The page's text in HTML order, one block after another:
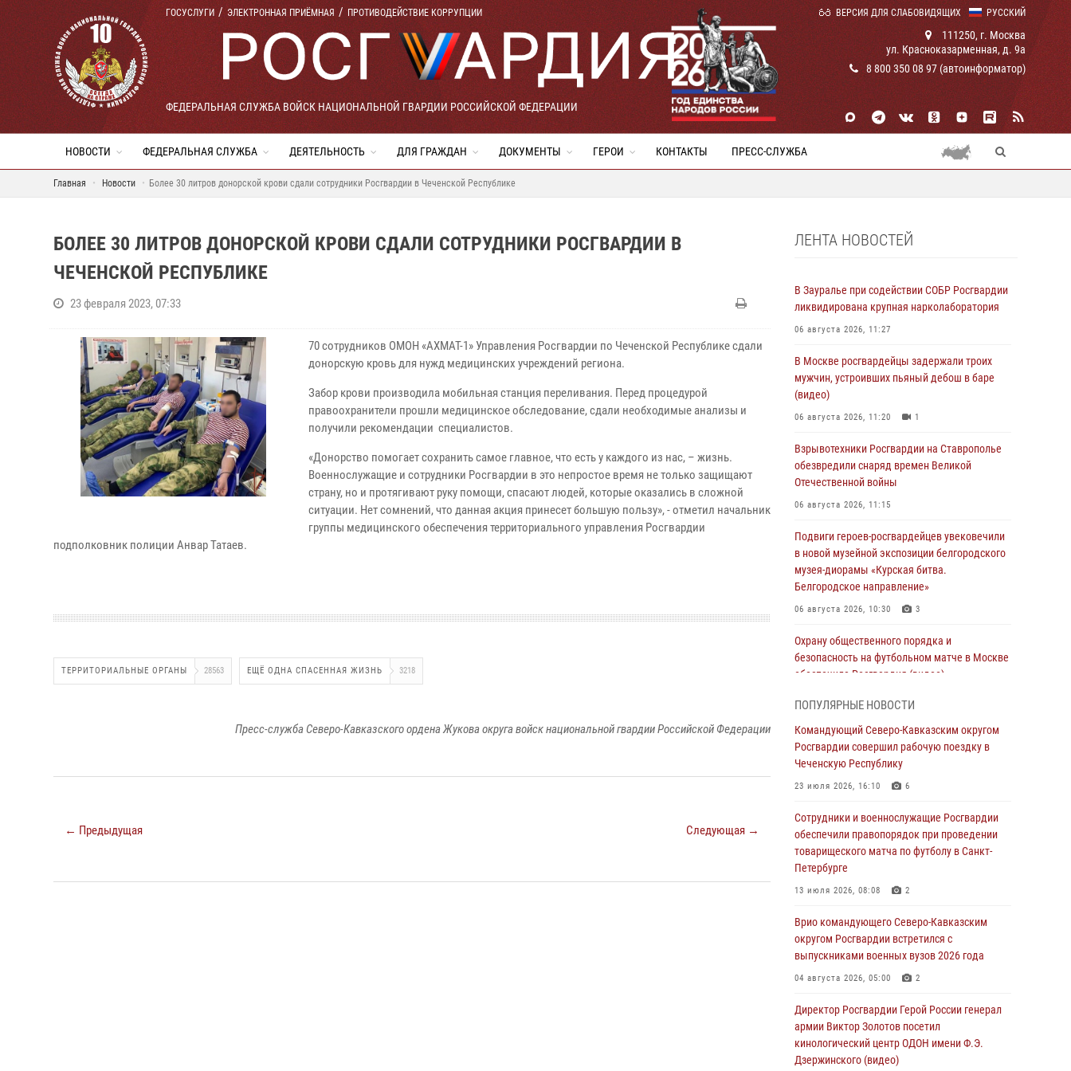
РУССКИЙ
ГОСУСЛУГИ ЭЛЕКТРОННАЯ ПРИЁМНАЯ ПРОТИВОДЕЙСТВИЕ КОРРУПЦИИ ВЕРСИЯ ДЛЯ СЛАБОВИДЯЩИХ
ФЕДЕРАЛЬНАЯ СЛУЖБА ВОЙСК НАЦИОНАЛЬНОЙ ГВАРДИИ РОССИЙСКОЙ ФЕДЕРАЦИИ
111250, г. Москва
ул. Красноказарменная, д. 9а
8 800 350 08 97 (автоинформатор)
НОВОСТИ ФЕДЕРАЛЬНАЯ СЛУЖБА ДЕЯТЕЛЬНОСТЬ ДЛЯ ГРАЖДАН ДОКУМЕНТЫ ГЕРОИ КОНТАКТЫ ПРЕСС-СЛУЖБА
Главная Новости Более 30 литров донорской крови сдали сотрудники Росгвардии в Чеченской Республике
БОЛЕЕ 30 ЛИТРОВ ДОНОРСКОЙ КРОВИ СДАЛИ СОТРУДНИКИ РОСГВАРДИИ В
ЧЕЧЕНСКОЙ РЕСПУБЛИКЕ
23 февраля 2023, 07:33
70 сотрудников ОМОН «АХМАТ-1» Управления Росгвардии по Чеченской Республике сдали
донорскую кровь для нужд медицинских учреждений региона.
Забор крови производила мобильная станция переливания. Перед процедурой
правоохранители прошли медицинское обследование, сдали необходимые анализы и
получили рекомендации специалистов.
«Донорство помогает сохранить самое главное, что есть у каждого из нас, – жизнь.
Военнослужащие и сотрудники Росгвардии в это непростое время не только защищают
страну, но и протягивают руку помощи, спасают людей, которые оказались в сложной
ситуации. Нет сомнений, что данная акция принесет большую пользу», - отметил начальник
группы медицинского обеспечения территориального управления Росгвардии
подполковник полиции Анвар Татаев.
ТЕРРИТОРИАЛЬНЫЕ ОРГАНЫ 28563 ЕЩЁ ОДНА СПАСЕННАЯ ЖИЗНЬ 3218
Пресс-служба Северо-Кавказского ордена Жукова округа войск национальной гвардии Российской Федерации
← Предыдущая Следующая →
ЛЕНТА НОВОСТЕЙ
В Зауралье при содействии СОБР Росгвардии
ликвидирована крупная нарколаборатория
06 августа 2026, 11:27
В Москве росгвардейцы задержали троих
мужчин, устроивших пьяный дебош в баре
(видео)
06 августа 2026, 11:20 1
Взрывотехники Росгвардии на Ставрополье
обезвредили снаряд времен Великой
Отечественной войны
06 августа 2026, 11:15
Подвиги героев‑росгвардейцев увековечили
в новой музейной экспозиции белгородского
музея‑диорамы «Курская битва.
Белгородское направление»
06 августа 2026, 10:30 3
Охрану общественного порядка и
безопасность на футбольном матче в Москве
обеспечила Росгвардия (видео)
Подозреваемые в незаконном обороте
запрещенных веществ задержаны в
Дагестане при силовой поддержке
В Югре при силовой поддержке ОМОН
Росгвардии задержаны подозреваемые в
страховом мошенничестве
06 августа 2026, 08:56
Офицер СОБР Росгвардии выступил на
окружном юнармейском форуме в Астрахани
06 августа 2026, 08:27 3
пускового устройства рядом с жилыми
домами в центре Санкт-Петербурга (видео)
06 августа 2026, 08:18 3 1
ПОПУЛЯРНЫЕ НОВОСТИ
Командующий Северо-Кавказским округом
Росгвардии совершил рабочую поездку в
Чеченскую Республику
23 июля 2026, 16:10 6
Сотрудники и военнослужащие Росгвардии
обеспечили правопорядок при проведении
товарищеского матча по футболу в Санкт-
Петербурге
13 июля 2026, 08:08 2
Врио командующего Северо-Кавказским
округом Росгвардии встретился с
выпускниками военных вузов 2026 года
04 августа 2026, 05:00 2
Директор Росгвардии Герой России генерал
армии Виктор Золотов посетил
кинологический центр ОДОН имени Ф.Э.
Дзержинского (видео)